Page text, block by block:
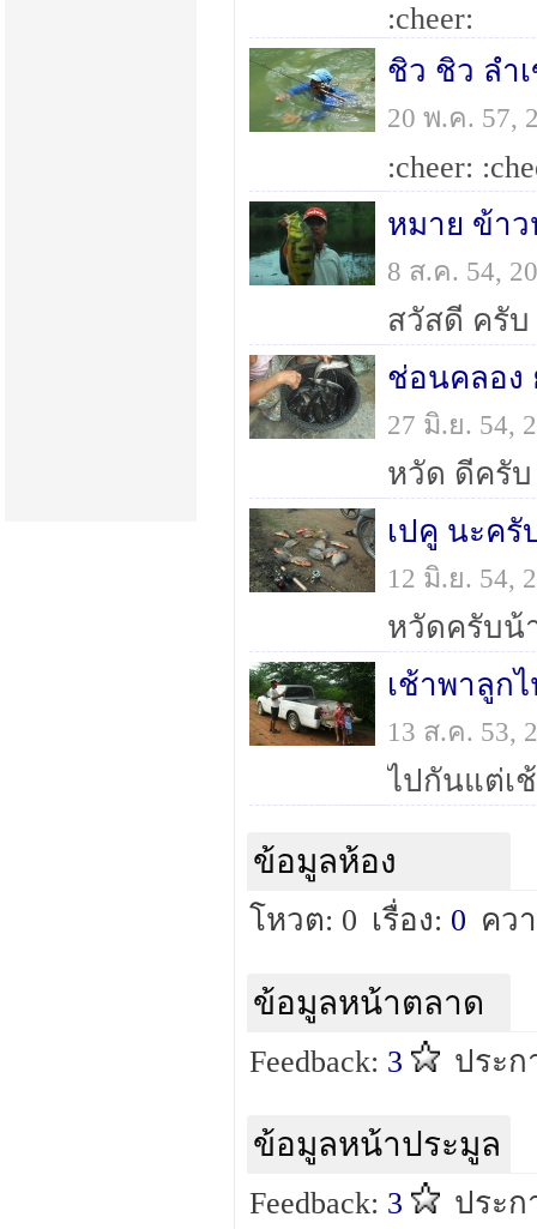
:cheer:
ชิว ชิว ลำ
20 พ.ค. 57,
หมาย ข้า
8 ส.ค. 54,
สวัสดี ครับ
ช่อนคลอง
27 มิ.ย. 54,
เปคู นะครั
12 มิ.ย. 54,
13 ส.ค. 53,
ข้อมูลห้อง
โหวต: 0 เรื่อง: 0 คว
ข้อมูลหน้าตลาด
Feedback: 3 ประก
ข้อมูลหน้าประมูล
Feedback: 3 ประก